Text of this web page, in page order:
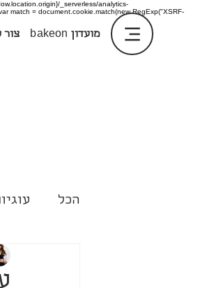
_serverless/analytics-
match = document.cookie.match(new RegExp("XSRF-
מועדון bakeon
הכל